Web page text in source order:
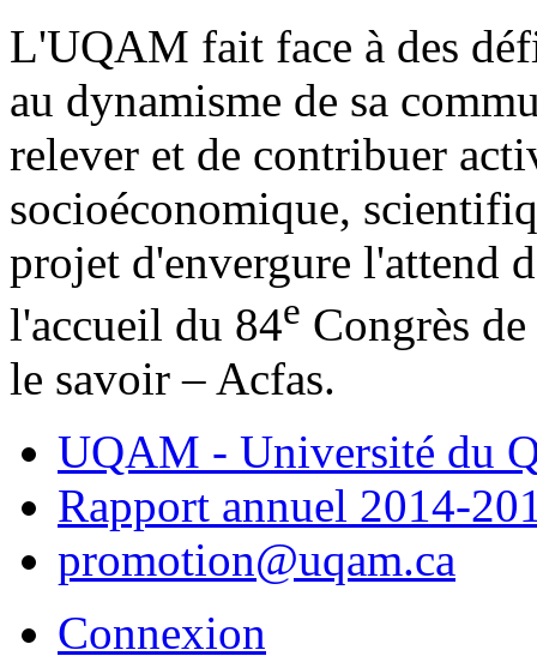
L'UQAM fait face à des
au dynamisme de sa
relever et de contribuer
socioéconomique,
projet d'envergure l'attend
l'accueil du 84e Congrès
le savoir – Acfas.
UQAM - Université du
Rapport annuel 2014-
promotion@uqam.ca
Connexion